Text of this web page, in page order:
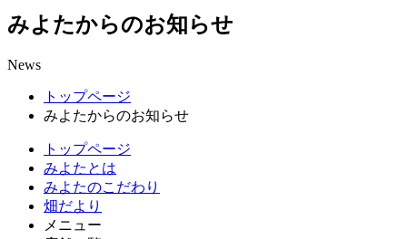
みよたからのお知らせ
News
トップページ
みよたからのお知らせ
トップページ
みよたとは
みよたのこだわり
畑だより
メニュー